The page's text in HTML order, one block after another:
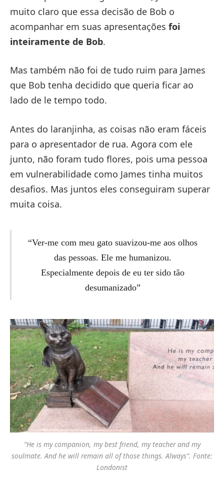
muito claro que essa decisão de Bob o
acompanhar em suas apresentações foi
inteiramente de Bob.
Mas também não foi de tudo ruim para James
que Bob tenha decidido que queria ficar ao
lado de le tempo todo.
Antes do laranjinha, as coisas não eram fáceis
para o apresentador de rua. Agora com ele
junto, não foram tudo flores, pois uma pessoa
em vulnerabilidade como James tinha muitos
desafios. Mas juntos eles conseguiram superar
muita coisa.
“Ver-me com meu gato suavizou-me aos olhos
das pessoas. Ele me humanizou.
Especialmente depois de eu ter sido tão
desumanizado”
“He is my companion, my best friend, my teacher and my
soulmate. And he will remain all of those things. Always”. Fonte:
Londonist